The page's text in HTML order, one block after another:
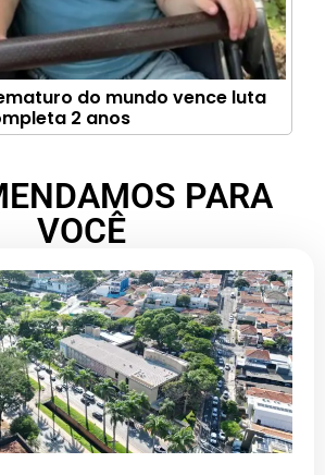
do mundo vence luta
2 anos
PARA
VOCÊ